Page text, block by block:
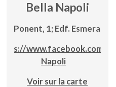
Bella Napoli
C/ Ponent, 1; Edf. Esmeralda
https://www.facebook.com/
Napoli
Voir sur la carte